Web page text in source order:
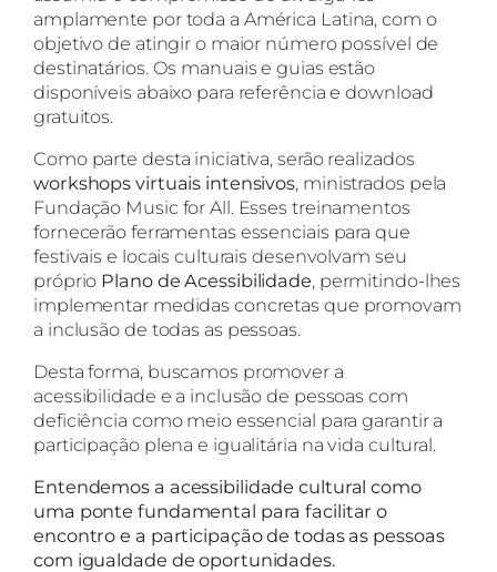
amplamente por toda a América Latina, com o
objetivo de atingir o maior número possível de
destinatários. Os manuais e guias estão
disponíveis abaixo para referência e download
gratuitos.
Como parte desta iniciativa, serão realizados
workshops virtuais intensivos, ministrados pela
Fundação Music for All. Esses treinamentos
fornecerão ferramentas essenciais para que
festivais e locais culturais desenvolvam seu
próprio Plano de Acessibilidade, permitindo-lhes
implementar medidas concretas que promovam
a inclusão de todas as pessoas.
Desta forma, buscamos promover a
acessibilidade e a inclusão de pessoas com
deficiência como meio essencial para garantir a
participação plena e igualitária na vida cultural.
Entendemos a acessibilidade cultural como
uma ponte fundamental para facilitar o
encontro e a participação de todas as pessoas
com igualdade de oportunidades.